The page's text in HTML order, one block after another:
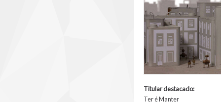
Titular destacado:
Ter é Manter